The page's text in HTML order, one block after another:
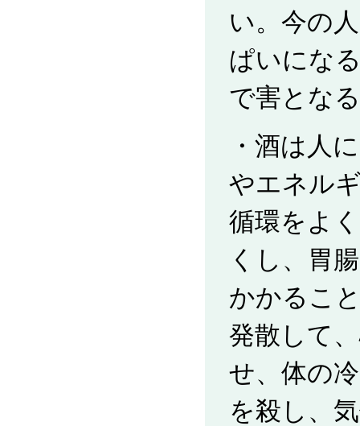
い。今の
ぱいにな
で害とな
・酒は人
やエネル
循環をよ
くし、胃
かかるこ
発散して
せ、体の
を殺し、